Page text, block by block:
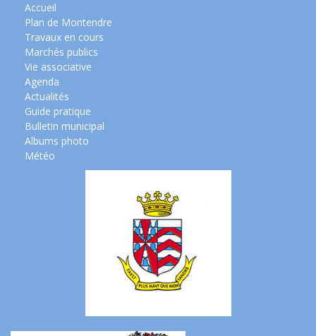
Accueil
Plan de Montendre
Travaux en cours
Marchés publics
Vie associative
Agenda
Actualités
Guide pratique
Bulletin municipal
Albums photo
Météo